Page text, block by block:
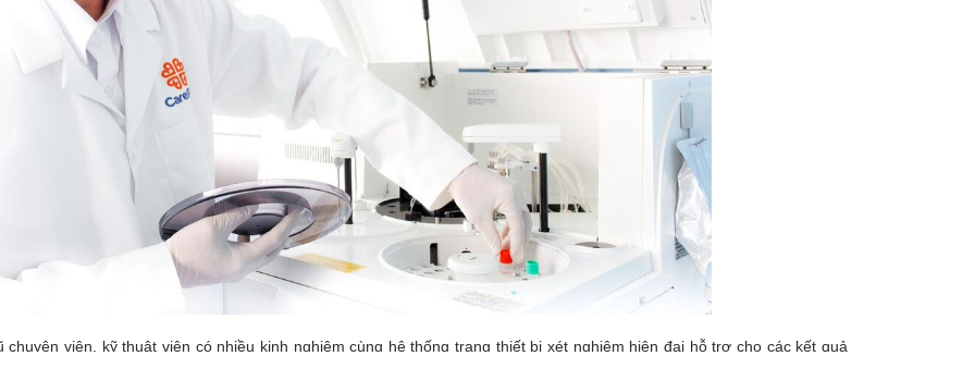
chuyên viên, kỹ thuật viên có nhiều kinh nghiệm cùng hệ thống trang thiết bị xét nghiệm hiện đại hỗ trợ cho các kết quả